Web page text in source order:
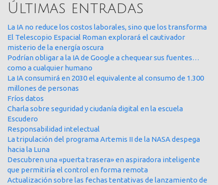
Últimas entradas
La IA no reduce los costos laborales, sino que los transforma
El Telescopio Espacial Roman explorará el cautivador
misterio de la energía oscura
Podrían obligar a la IA de Google a chequear sus fuentes…
como a cualquier humano
La IA consumirá en 2030 el equivalente al consumo de 1.300
millones de personas
Fríos datos
Charla sobre seguridad y ciudanía digital en la escuela
Escudero
Responsabilidad intelectual
La tripulación del programa Artemis II de la NASA despega
hacia la Luna
Descubren una «puerta trasera» en aspiradora inteligente
que permitiría el control en forma remota
Actualización sobre las fechas tentativas de lanzamiento de